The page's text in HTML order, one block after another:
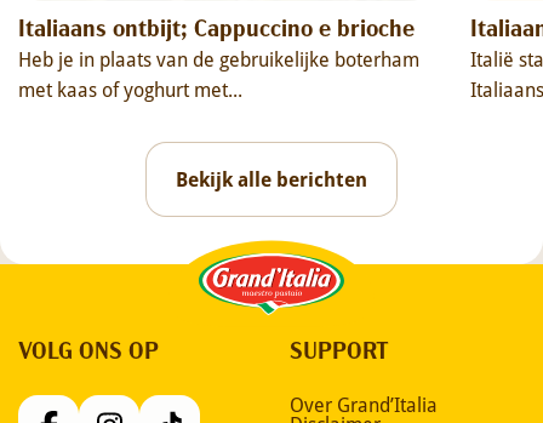
Italiaans ontbijt; Cappuccino e brioche
Heb je in plaats van de gebruikelijke boterham
met kaas of yoghurt met...
Italië
Bekijk alle berichten
Grand'Italia
VOLG ONS OP SUPPORT
Over Grand’Italia